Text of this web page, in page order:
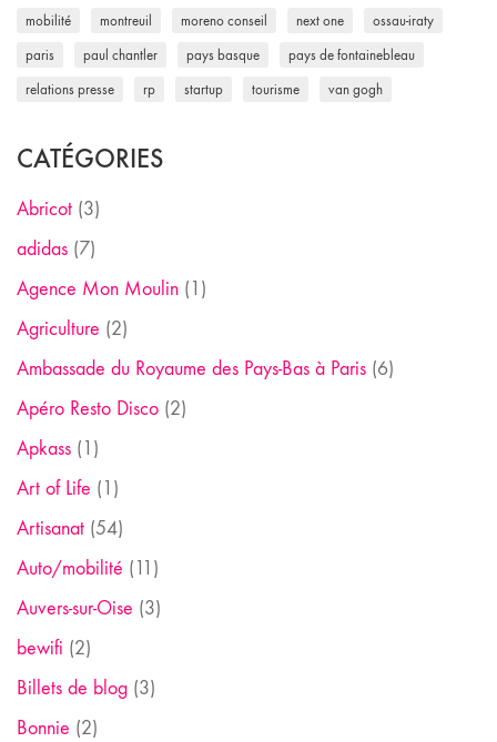
mobilité montreuil moreno conseil next one ossau-iraty
paris paul chantler pays basque pays de fontainebleau
relations presse rp startup tourisme van gogh
CATÉGORIES
Abricot (3)
adidas (7)
Agence Mon Moulin (1)
Agriculture (2)
Ambassade du Royaume des Pays-Bas à Paris (6)
Apéro Resto Disco (2)
Apkass (1)
Art of Life (1)
Artisanat (54)
Auto/mobilité (11)
Auvers-sur-Oise (3)
bewifi (2)
Billets de blog (3)
Bonnie (2)